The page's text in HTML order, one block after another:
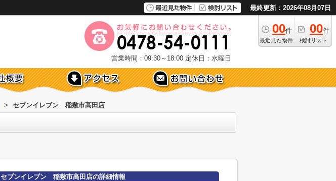
最終更新：2026年08月07日
00件
最近見た物件
00件
検討リスト
営業時間：09:30～18:00 定休日：水曜日
> セブンイレブン 稲敷市高田店
セブンイレブン 稲敷市高田店の詳細情報